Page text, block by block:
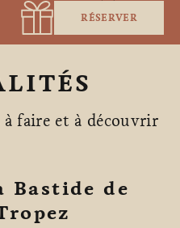
RÉSERVER
à faire et à découvrir
Bastide de